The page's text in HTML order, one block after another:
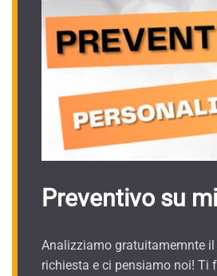
Preventivo su
Analizziamo gratuitamemnte
richiesta e ci pensiamo noi! Ti